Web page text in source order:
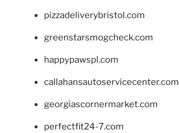
pizzadeliverybristol.com
greenstarsmogcheck.com
happypawspl.com
callahansautoservicecenter.com
georgiascornermarket.com
perfectfit24-7.com